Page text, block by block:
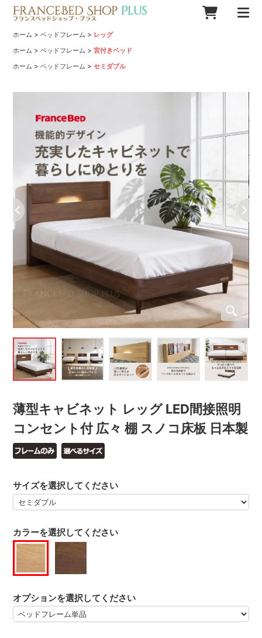
ホーム >ベッドフレーム > レッグ
ホーム >ベッドフレーム >宮付きベッド
ホーム >ベッドフレーム >セミダブル
薄型キャビネット レッグ LED間接照明
コンセント付 広々 棚 スノコ床板 日本製
カラーを選択してください
サイズを選択してください
オプションを選択してください